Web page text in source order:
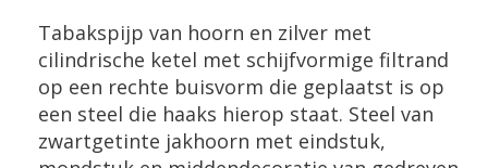
Tabakspijp van hoorn en zilver met
cilindrische ketel met schijfvormige filtrand
op een rechte buisvorm die geplaatst is op
een steel die haaks hierop staat. Steel van
zwartgetinte jakhoorn met eindstuk,